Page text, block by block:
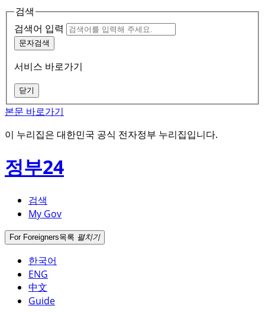
검색
검색어 입력
문자검색
서비스 바로가기
닫기
본문 바로가기
이 누리집은 대한민국 공식 전자정부 누리집입니다.
정부24
검색
My Gov
For Foreigners목록 펼치기
한국어
ENG
中文
Guide